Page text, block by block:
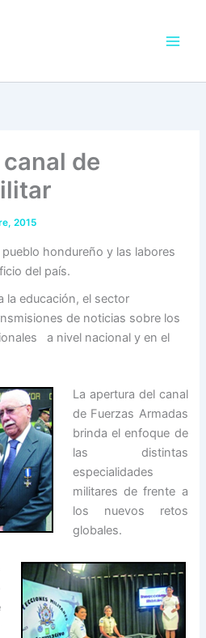
de
2015
hondureño y las labores
del país.
la educación, el sector
de noticias sobre los
a nivel nacional y en el
La apertura del canal
de Fuerzas Armadas
brinda el enfoque de
las distintas
especialidades
militares de frente a
los nuevos retos
globales.